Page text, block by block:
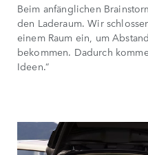
Beim anfänglichen
den Laderaum. Wir
einem Raum ein, um
bekommen. Dadurch
Ideen.“